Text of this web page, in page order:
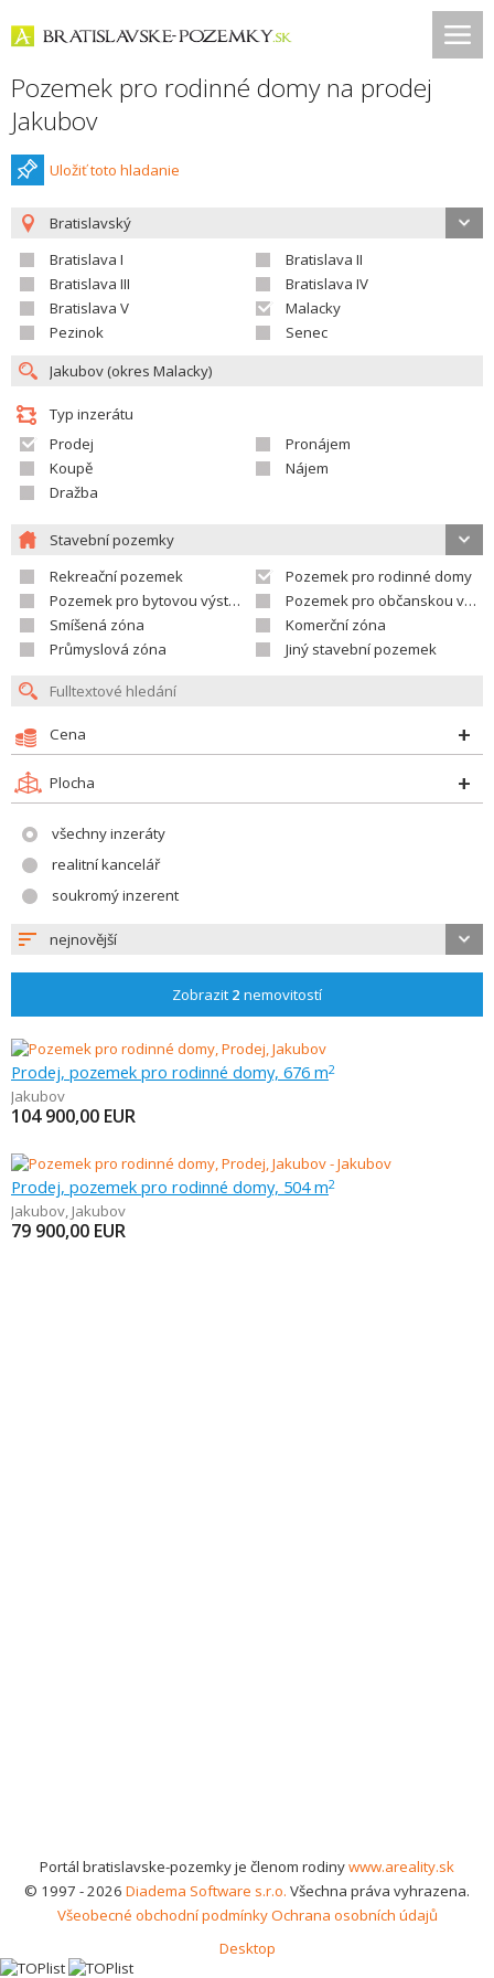
Pozemek pro rodinné domy na prodej
Jakubov
Uložiť toto hladanie
Bratislavský
Bratislava I
Bratislava II
Bratislava III
Bratislava IV
Bratislava V
Malacky
Pezinok
Senec
Typ inzerátu
Prodej
Pronájem
Koupě
Nájem
Dražba
Stavební pozemky
Rekreační pozemek
Pozemek pro rodinné domy
Pozemek pro bytovou výstavbu
Pozemek pro občanskou vybavenost
Smíšená zóna
Komerční zóna
Průmyslová zóna
Jiný stavební pozemek
Cena
Plocha
všechny inzeráty
realitní kancelář
soukromý inzerent
nejnovější
Zobrazit 2 nemovitostí
Prodej, pozemek pro rodinné domy, 676 m2
Jakubov
104 900,00 EUR
Prodej, pozemek pro rodinné domy, 504 m2
Jakubov, Jakubov
79 900,00 EUR
Portál bratislavske-pozemky je členom rodinywww.areality.sk
© 1997 - 2026 Diadema Software s.r.o. Všechna práva vyhrazena.
Všeobecné obchodní podmínkyOchrana osobních údajů
Desktop